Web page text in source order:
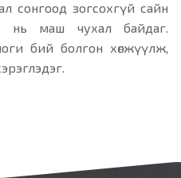
сонгоод зогсохгүй сайн
нь маш чухал байдаг.
бий болгон хөгжүүлж,